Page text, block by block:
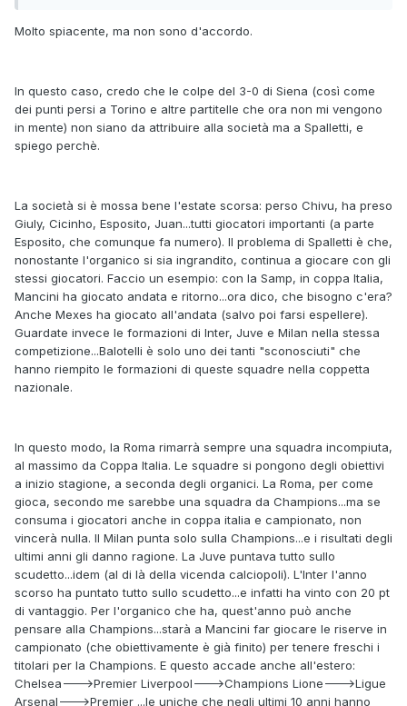
Molto spiacente, ma non sono d'accordo.
In questo caso, credo che le colpe del 3-0 di Siena (così come
dei punti persi a Torino e altre partitelle che ora non mi vengono
in mente) non siano da attribuire alla società ma a Spalletti, e
spiego perchè.
La società si è mossa bene l'estate scorsa: perso Chivu, ha preso
Giuly, Cicinho, Esposito, Juan...tutti giocatori importanti (a parte
Esposito, che comunque fa numero). Il problema di Spalletti è che,
nonostante l'organico si sia ingrandito, continua a giocare con gli
stessi giocatori. Faccio un esempio: con la Samp, in coppa Italia,
Mancini ha giocato andata e ritorno...ora dico, che bisogno c'era?
Anche Mexes ha giocato all'andata (salvo poi farsi espellere).
Guardate invece le formazioni di Inter, Juve e Milan nella stessa
competizione...Balotelli è solo uno dei tanti "sconosciuti" che
hanno riempito le formazioni di queste squadre nella coppetta
nazionale.
In questo modo, la Roma rimarrà sempre una squadra incompiuta,
al massimo da Coppa Italia. Le squadre si pongono degli obiettivi
a inizio stagione, a seconda degli organici. La Roma, per come
gioca, secondo me sarebbe una squadra da Champions...ma se
consuma i giocatori anche in coppa italia e campionato, non
vincerà nulla. Il Milan punta solo sulla Champions...e i risultati degli
ultimi anni gli danno ragione. La Juve puntava tutto sullo
scudetto...idem (al di là della vicenda calciopoli). L'Inter l'anno
scorso ha puntato tutto sullo scudetto...e infatti ha vinto con 20 pt
di vantaggio. Per l'organico che ha, quest'anno può anche
pensare alla Champions...starà a Mancini far giocare le riserve in
campionato (che obiettivamente è già finito) per tenere freschi i
titolari per la Champions. E questo accade anche all'estero:
Chelsea--->Premier Liverpool--->Champions Lione--->Ligue
Arsenal--->Premier ...le uniche che negli ultimi 10 anni hanno